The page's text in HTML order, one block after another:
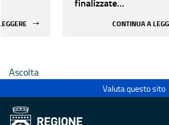
CONTINUA A
Ascolta
Valuta questo sito